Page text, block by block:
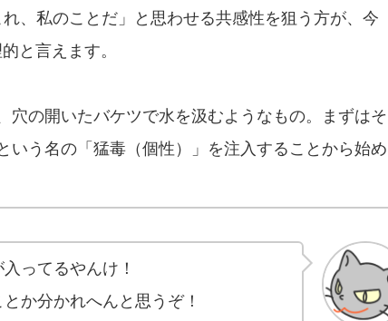
、私のことだ」と思わせる共感性を狙う方が、今
と言えます。
穴の開いたバケツで水を汲むようなもの。まずはそ
いう名の「猛毒（個性）」を注入することから始め
ってるやんけ！
か分かれへんと思うぞ！